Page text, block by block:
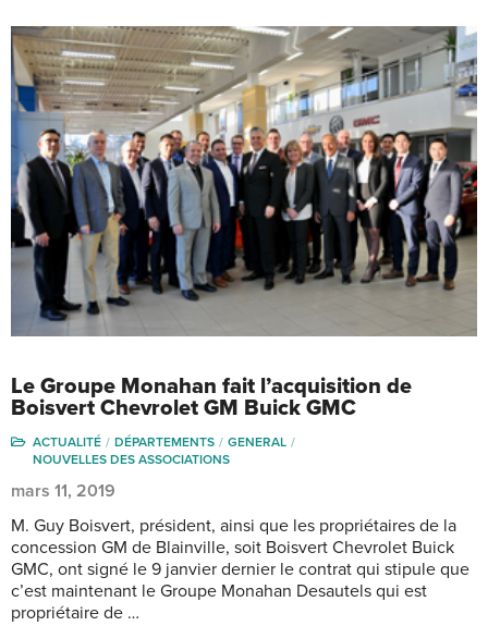
Le Groupe Monahan fait l’acquisition de
Boisvert Chevrolet GM Buick GMC
ACTUALITÉ DÉPARTEMENTS
GENERAL
NOUVELLES DES ASSOCIATIONS
mars 11, 2019
M. Guy Boisvert, président, ainsi que les propriétaires de la
concession GM de Blainville, soit Boisvert Chevrolet Buick
GMC, ont signé le 9 janvier dernier le contrat qui stipule que
c’est maintenant le Groupe Monahan Desautels qui est
propriétaire de …